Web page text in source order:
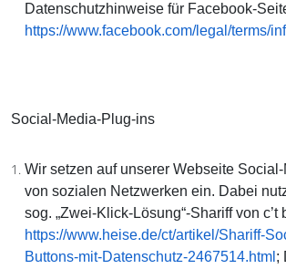
Datenschutzhinweise für Facebook-
https://www.facebook.com/legal/terms/
Social-Media-Plug-ins
Wir setzen auf unserer Webseite
von sozialen Netzwerken ein. Dabei
sog. „Zwei-Klick-Lösung“-Shariff von c’t
https://www.heise.de/ct/artikel/Shariff-
Buttons-mit-Datenschutz-2467514.html ;